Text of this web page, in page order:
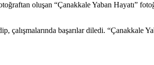
oluşan “Çanakkale Yaban Hayatı”
başarılar diledi. “Çanakkale